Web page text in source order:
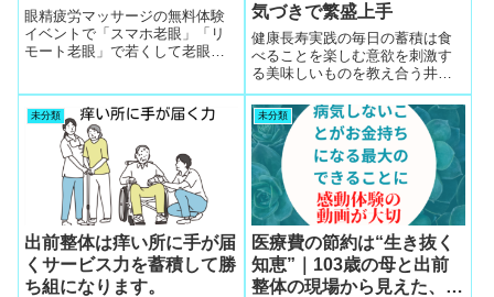
眼精疲労マッサージの無料体験
イベントで「スマホ老眼」「リ
モート老眼」で若くして老眼直
なので先に老眼発見可
気づきで繁盛上手
健康長寿実践の毎日の蓄積は食
べることを楽しむ意欲を刺激す
る美味しいものを教え合う井戸
端会議の開催と工夫された料理
レシピの情報から生きる喜びを
高めていく段取りを整体師とア
シストが企画運営してコレ食べ
たというキーワードで食欲刺激
と認知症予防
未分類
出前整体は痒い所に手が届
くサービス力を蓄積して勝
ち組になります。
未分類
医療費の節約は“生き抜く
知恵”｜103歳の母と出前
整体の現場から見えた、物